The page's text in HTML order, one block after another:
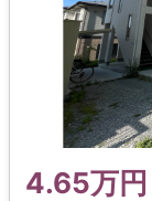
4.65万円